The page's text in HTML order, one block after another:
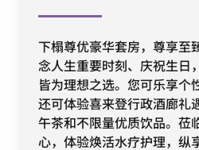
下榻尊优豪华套房，尊享至
念人生重要时刻、庆祝生日
皆为理想之选。您可乐享个
还可体验喜来登行政酒廊礼
午茶和不限量优质饮品。莅
心，体验焕活水疗护理，纵